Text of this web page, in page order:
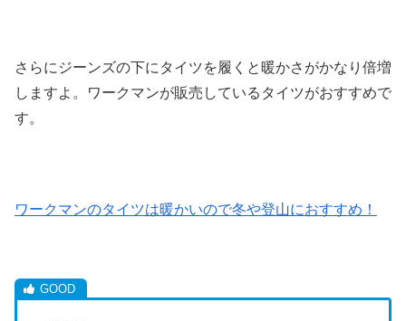
さらにジーンズの下にタイツを履くと暖かさがかなり倍増
しますよ。ワークマンが販売しているタイツがおすすめで
す。
ワークマンのタイツは暖かいので冬や登山におすすめ！